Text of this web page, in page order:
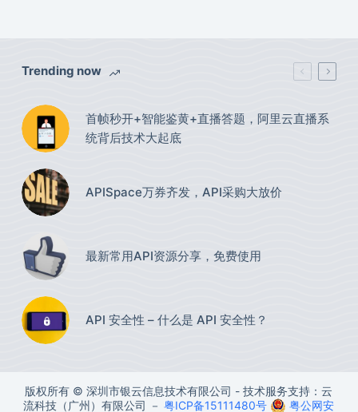
Trending now
首帧秒开+智能鉴黄+直播答题，阿里云直播系
统背后技术大起底
APISpace万券齐发，API采购大放价
最新常用API资源分享，免费使用​
API 安全性 – 什么是 API 安全性？
版权所有 © 深圳市银云信息技术有限公司 - 技术服务支持：云
流科技（广州）有限公司 －粤ICP备15111480号 粤公网安